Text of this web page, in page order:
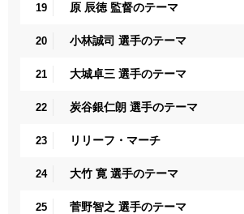
19 原 辰徳 監督のテーマ
20 小林誠司 選手のテーマ
21 大城卓三 選手のテーマ
22 炭谷銀仁朗 選手のテーマ
23 リリーフ・マーチ
24 大竹 寛 選手のテーマ
25 菅野智之 選手のテーマ